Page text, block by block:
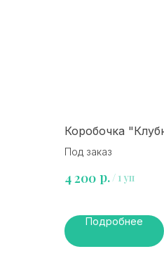
Коробочка
Под заказ
4 200 р./ 1 уп
Подробнее